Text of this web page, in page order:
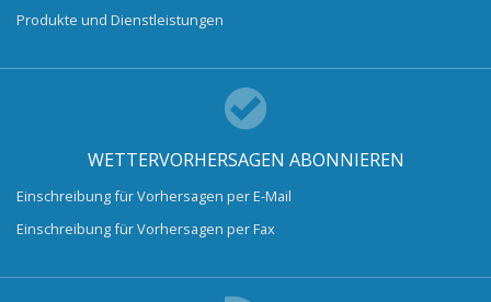
Produkte und Dienstleistungen
WETTERVORHERSAGEN ABONNIEREN
Einschreibung für Vorhersagen per E-Mail
Einschreibung für Vorhersagen per Fax